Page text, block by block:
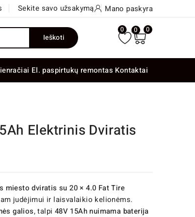
Sekite savo užsakymą Mano paskyra
Ieškoti
0 0 0
El. paspirtukų remontas Kontaktai
Elektrinis Dviratis
miesto dviratis su 20 × 4.0 Fat Tire
judėjimui ir laisvalaikio kelionėms.
galios, talpi 48V 15Ah nuimama baterija